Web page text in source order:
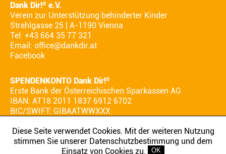
Dank Dir!® e.V.
Verein zur Unterstützung behinderter Kinder
Strehlgasse 25 | A-1190 Vienna
Tel: +43 664 35 77 321
Email: office@dankdir.at
Facebook
SPENDENKONTO Dank Dir!®
Erste Bank der Österreichischen Sparkassen AG
IBAN: AT18 2011 1837 6912 6702
BIC/SWIFT: GIBAATWWXXX
AGB IMPRESSUM DATENSCHUTZ
Diese Seite verwendet Cookies. Mit der weiteren Nutzung
stimmen Sie unserer Datenschutzbestimmung und dem
Einsatz von Cookies zu.
OK